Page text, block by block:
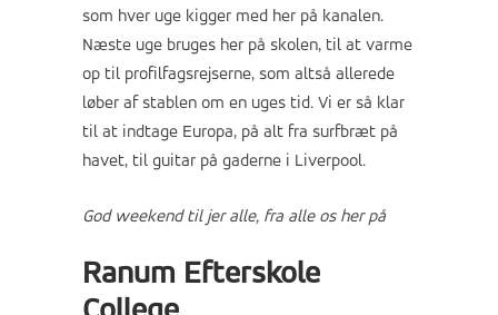
som hver uge kigger med her på kanalen.
Næste uge bruges her på skolen, til at varme
op til profilfagsrejserne, som altså allerede
løber af stablen om en uges tid. Vi er så klar
til at indtage Europa, på alt fra surfbræt på
havet, til guitar på gaderne i Liverpool.
God weekend til jer alle, fra alle os her på
Ranum Efterskole